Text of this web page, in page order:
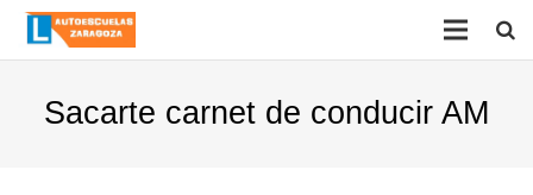
Sacarte carnet de conducir AM